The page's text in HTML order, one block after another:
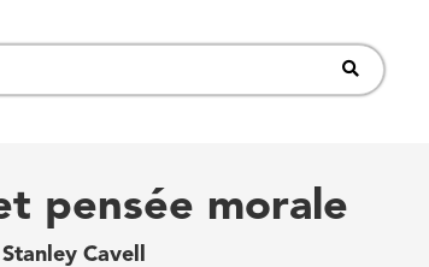
pensée morale
Cavell